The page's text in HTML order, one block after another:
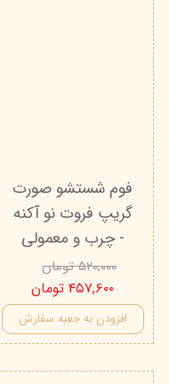
فوم شستشو صورت
گریپ فروت نو آکنه
- چرب و معمولی
۵۲۰,۰۰۰ تومان
۴۵۷,۶۰۰ تومان
افزودن به جعبه سفارش